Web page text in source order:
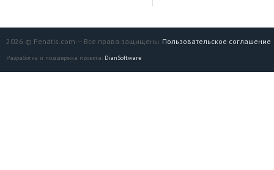
2026 © Penatis.com — Все права защищены. Пользовательское соглашение
Разработка и поддержка проекта: DianSoftware